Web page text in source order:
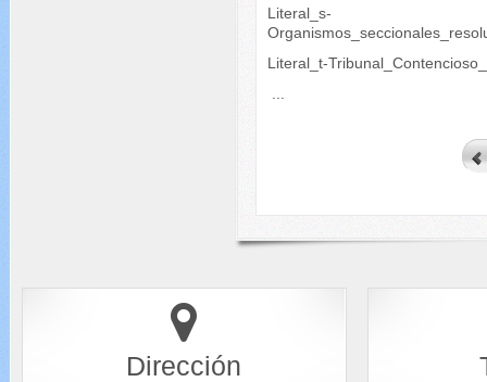
Literal_s-
Literal_t-
Dirección